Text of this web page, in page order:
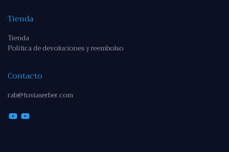
Tienda
Tienda
Política de devoluciones y reembolso
Contacto
rab@tuviaserber.com